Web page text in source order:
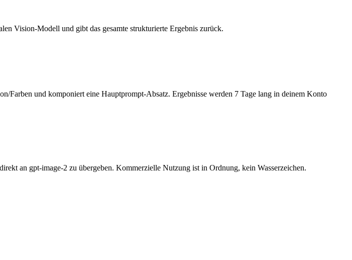
Vision-Modell und gibt das gesamte strukturierte Ergebnis zurück.
und komponiert eine Hauptprompt-Absatz. Ergebnisse werden 7 Tage lang in deinem Konto
an gpt-image-2 zu übergeben. Kommerzielle Nutzung ist in Ordnung, kein Wasserzeichen.